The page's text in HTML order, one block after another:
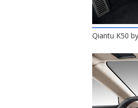
Qiantu K50